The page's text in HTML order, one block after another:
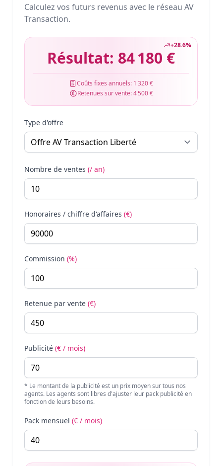
Calculez vos futurs revenus avec le réseau AV
Transaction.
+28.6%
Résultat: 84 180 €
Coûts fixes annuels: 1 320 €
Retenues sur vente:4 500 €
Type d'offre
Nombre de ventes (/ an)
Honoraires / chiffre d'affaires (€)
Commission (%)
Retenue par vente (€)
Publicité (€ / mois)
* Le montant de la publicité est un prix moyen sur tous nos
agents. Les agents sont libres d'ajuster leur pack publicité en
fonction de leurs besoins.
Pack mensuel (€ / mois)